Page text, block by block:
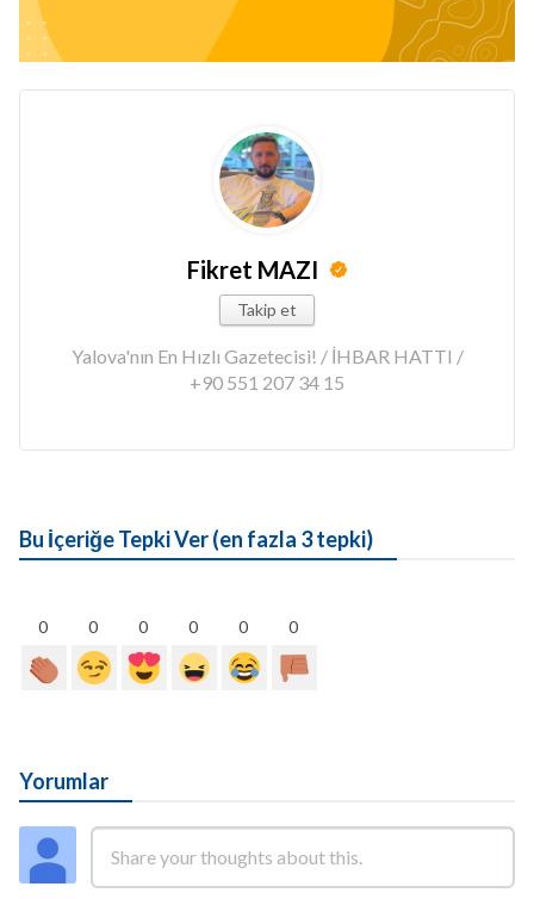
Fikret MAZI
Takip et
Yalova'nın En Hızlı Gazetecisi! / İHBAR HATTI /
+90 551 207 34 15
Bu İçeriğe Tepki Ver (en fazla 3 tepki)
0 0 0 0 0 0
Yorumlar